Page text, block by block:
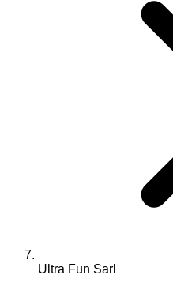
Ultra Fun Sarl